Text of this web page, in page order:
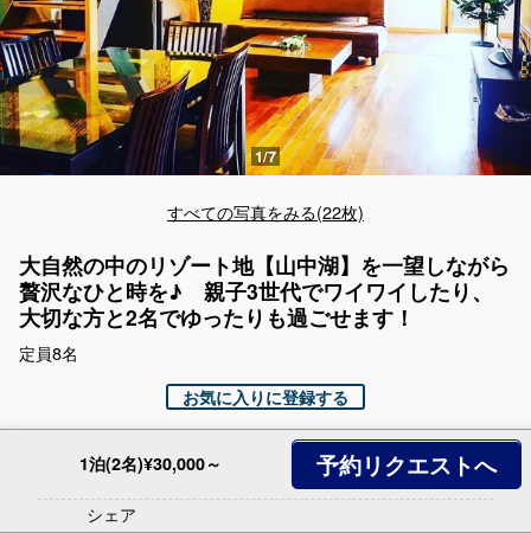
すべての写真をみる(22枚)
大自然の中のリゾート地【山中湖】を一望しながら
贅沢なひと時を♪ 親子3世代でワイワイしたり、
大切な方と2名でゆったりも過ごせます！
定員8名
お気に入りに登録する
1泊(2名)¥30,000～ 予約リクエストへ
シェア